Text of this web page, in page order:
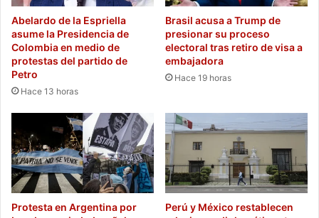
Abelardo de la Espriella
asume la Presidencia de
Colombia en medio de
protestas del partido de
Petro
Hace 13 horas
Brasil acusa a Trump de
presionar su proceso
electoral tras retiro de visa a
embajadora
Hace 19 horas
Protesta en Argentina por
Perú y México restablecen